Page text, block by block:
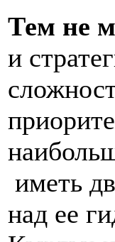
Тем не
и
иметь
над ее